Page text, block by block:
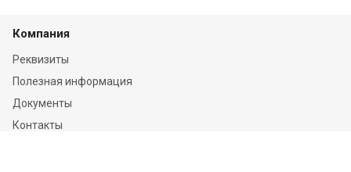
Компания
Реквизиты
Полезная информация
Документы
Контакты